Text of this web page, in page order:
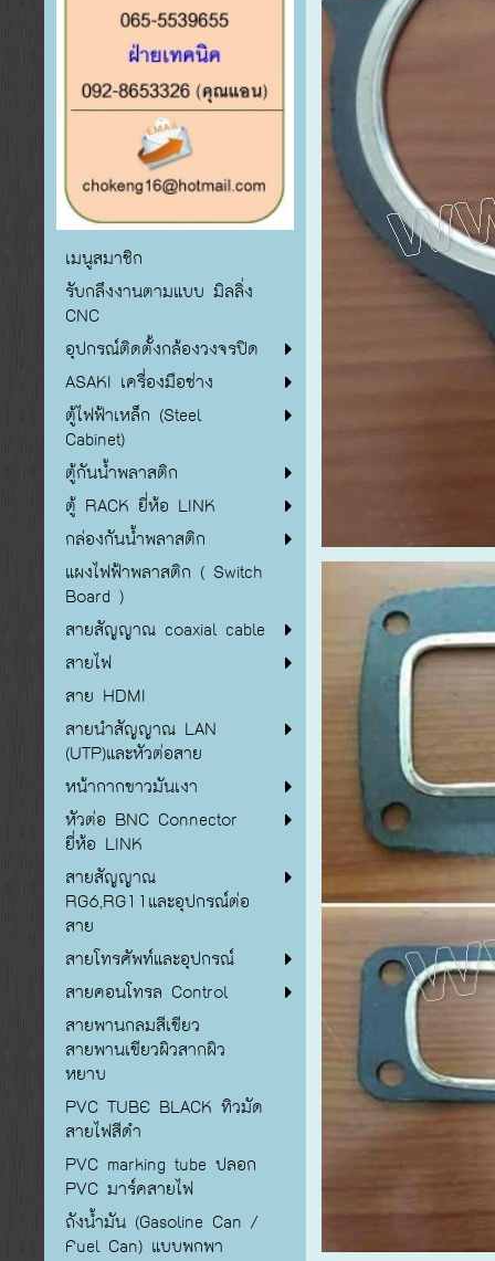
เมนูสมาชิก
รับกลึงงานตามแบบ มิลลิ่ง
CNC
อุปกรณ์ติดตั้งกล้องวงจรปิด
ASAKI เครื่องมือช่าง
ตู้ไฟฟ้าเหล็ก (Steel
Cabinet)
ตู้กันน้ำพลาสติก
ตู้ RACK ยี่ห้อ LINK
กล่องกันน้ำพลาสติก
แผงไฟฟ้าพลาสติก ( Switch
Board )
สายสัญญาณ coaxial cable
สายไฟ
สาย HDMI
สายนำสัญญาณ LAN
(UTP)และหัวต่อสาย
หน้ากากขาวมันเงา
หัวต่อ BNC Connector
ยี่ห้อ LINK
สายสัญญาณ
RG6,RG11และอุปกรณ์ต่อ
สาย
สายโทรศัพท์และอุปกรณ์
สายคอนโทรล Control
สายพานกลมสีเขียว
สายพานเขียวผิวสากผิว
หยาบ
PVC TUBE BLACK ทิวมัด
สายไฟสีดำ
PVC marking tube ปลอก
PVC มาร์คสายไฟ
ถังน้ำมัน (Gasoline Can /
Fuel Can) แบบพกพา